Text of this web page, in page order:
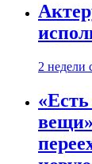
2 недели